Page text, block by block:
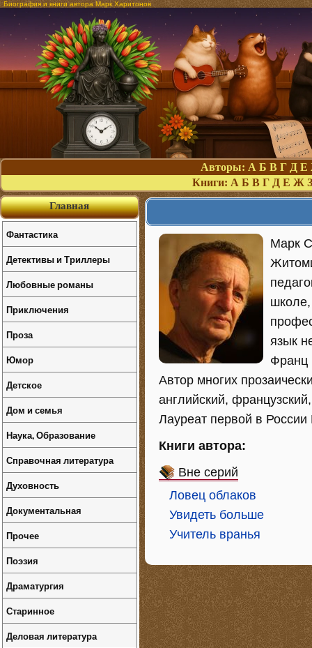
Биография и книги автора Марк Харитонов
Авторы: А Б В Г Д Е
Книги: А Б В Г Д Е Ж З
Марк
школе,
язык
Франц
Автор многих
английский,
Лауреат первой в
Книги автора:
Вне серий
Ловец облаков
Увидеть больше
Учитель вранья
Главная
Фантастика
Детективы и Триллеры
Любовные романы
Приключения
Проза
Юмор
Детское
Дом и семья
Наука, Образование
Справочная литература
Духовность
Документальная
Прочее
Поэзия
Драматургия
Старинное
Деловая литература